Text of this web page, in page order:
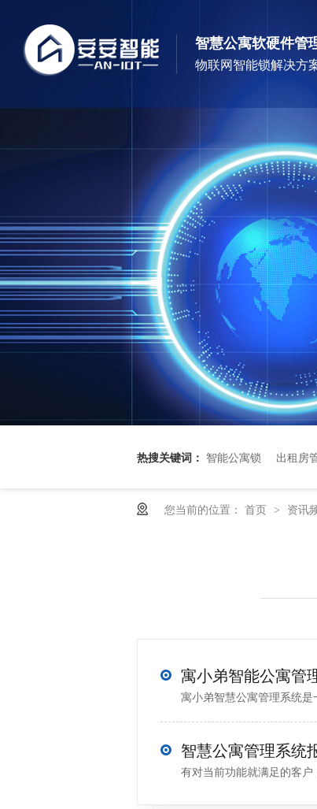
智慧公寓软硬件管
物联网智能锁解决方
热搜关键词： 智能公寓锁 出租房
您当前的位置： 首页 > 资讯
寓小弟智慧公寓管理系统
智慧公寓管理系统
有对当前功能就满足的客